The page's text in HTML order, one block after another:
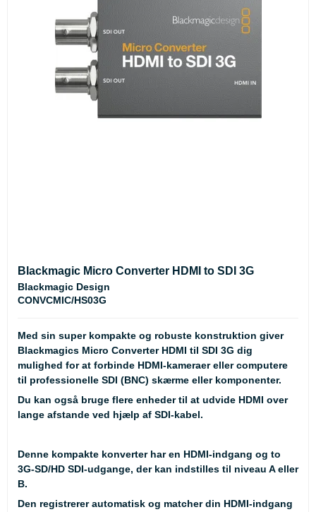
Blackmagic Micro Converter HDMI to SDI 3G
Blackmagic Design
CONVCMIC/HS03G
Med sin super kompakte og robuste konstruktion giver
Blackmagics Micro Converter HDMI til SDI 3G dig
mulighed for at forbinde HDMI-kameraer eller computere
til professionelle SDI (BNC) skærme eller komponenter.
Du kan også bruge flere enheder til at udvide HDMI over
lange afstande ved hjælp af SDI-kabel.
Denne kompakte konverter har en HDMI-indgang og to
3G-SD/HD SDI-udgange, der kan indstilles til niveau A eller
B.
Den registrerer automatisk og matcher din HDMI-indgang